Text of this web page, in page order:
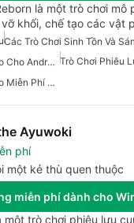
là một trò chơi mô
khối, chế tạo các vật
Trò Chơi Sinh Tồn Chế Tạo Cho Android Trò Chơi Phiêu
Trò Chơi Sinh Tồn Chế Tạo Miễn Phí Cho Android
Ayuwoki
phí
một kẻ thù quen thuộc
miễn phí dành cho
một trò chơi phiêu lưu